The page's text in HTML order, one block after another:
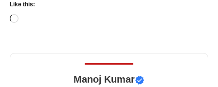
Like this:
Loading…
Manoj Kumar